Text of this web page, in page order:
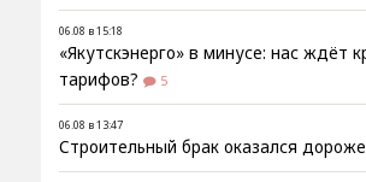
06.08 в 15:18
«Якутскэнерго» в минусе: нас ждёт
тарифов?
5
06.08 в 13:47
Строительный брак оказался